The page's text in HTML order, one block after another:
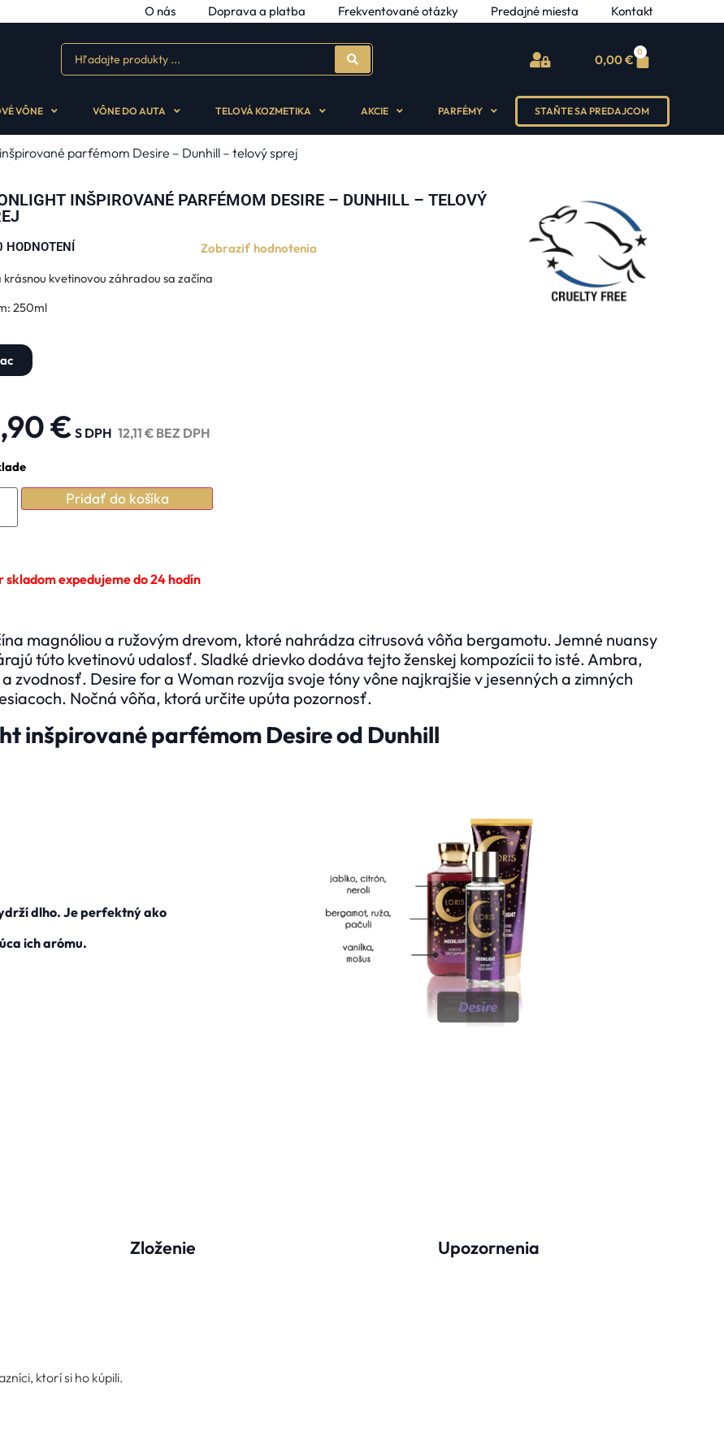
O nás Doprava a platba Frekventované otázky Predajné miesta Kontakt
0,00€
0
VÔNE VÔNE DO AUTA TELOVÁ KOZMETIKA AKCIE PARFÉMY STAŇTE SA PREDAJCOM
parfémom Desire – Dunhill – telový sprej
INŠPIROVANÉ PARFÉMOM DESIRE – DUNHILL – TELOVÝ
HODNOTENÍ
Zobraziť hodnotenia
krásnou kvetinovou záhradou sa začína
250ml
€ S DPH 12,11 €BEZ DPH
Pridať do košíka
skladom expedujeme do 24 hodín
magnóliou a ružovým drevom, ktoré nahrádza citrusová vôňa bergamotu. Jemné nuansy
túto kvetinovú udalosť. Sladké drievko dodáva tejto ženskej kompozícii to isté. Ambra,
zvodnosť. Desire for a Woman rozvíja svoje tóny vône najkrajšie v jesenných a zimných
Nočná vôňa, ktorá určite upúta pozornosť.
inšpirované parfémom Desire od Dunhill
dlho. Je perfektný ako
ich arómu.
Zloženie Upozornenia
ktorí si ho kúpili.